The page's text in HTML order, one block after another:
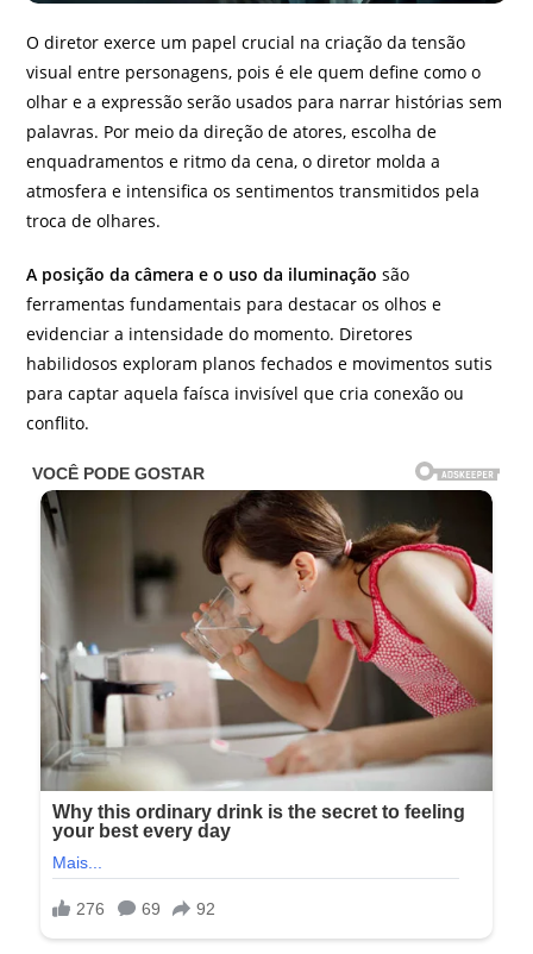
O diretor exerce um papel crucial na criação da tensão
visual entre personagens, pois é ele quem define como o
olhar e a expressão serão usados para narrar histórias sem
palavras. Por meio da direção de atores, escolha de
enquadramentos e ritmo da cena, o diretor molda a
atmosfera e intensifica os sentimentos transmitidos pela
troca de olhares.
A posição da câmera e o uso da iluminação são
ferramentas fundamentais para destacar os olhos e
evidenciar a intensidade do momento. Diretores
habilidosos exploram planos fechados e movimentos sutis
para captar aquela faísca invisível que cria conexão ou
conflito.